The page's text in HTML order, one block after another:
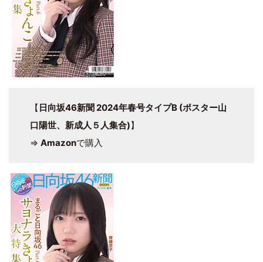
【 日向坂46新聞 2024年春号タイプB (ポスター山
口陽世、新成人５人集合)】
⇒ Amazonで購入